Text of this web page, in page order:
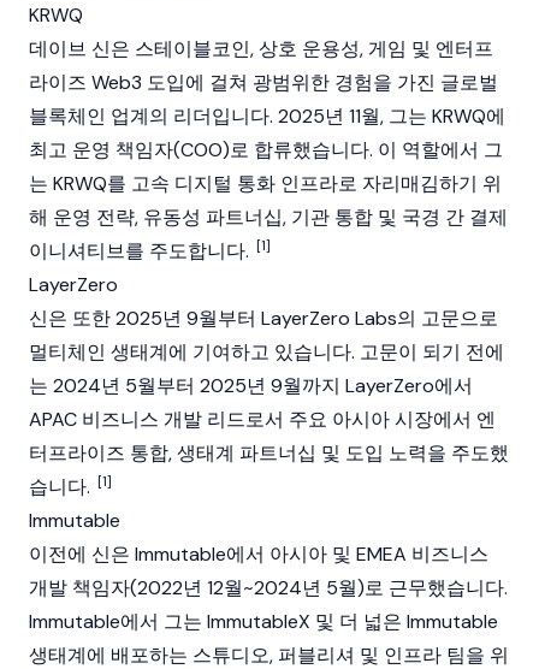
KRWQ
데이브 신은 스테이블코인, 상호 운용성, 게임 및 엔터프
라이즈 Web3 도입에 걸쳐 광범위한 경험을 가진 글로벌
블록체인 업계의 리더입니다. 2025년 11월, 그는 KRWQ에
최고 운영 책임자(COO)로 합류했습니다. 이 역할에서 그
는 KRWQ를 고속 디지털 통화 인프라로 자리매김하기 위
해 운영 전략, 유동성 파트너십, 기관 통합 및 국경 간 결제
이니셔티브를 주도합니다. [1]
LayerZero
신은 또한 2025년 9월부터 LayerZero Labs의 고문으로
멀티체인 생태계에 기여하고 있습니다. 고문이 되기 전에
는 2024년 5월부터 2025년 9월까지 LayerZero에서
APAC 비즈니스 개발 리드로서 주요 아시아 시장에서 엔
터프라이즈 통합, 생태계 파트너십 및 도입 노력을 주도했
습니다. [1]
Immutable
이전에 신은 Immutable에서 아시아 및 EMEA 비즈니스
개발 책임자(2022년 12월~2024년 5월)로 근무했습니다.
Immutable에서 그는 ImmutableX 및 더 넓은 Immutable
생태계에 배포하는 스튜디오, 퍼블리셔 및 인프라 팀을 위